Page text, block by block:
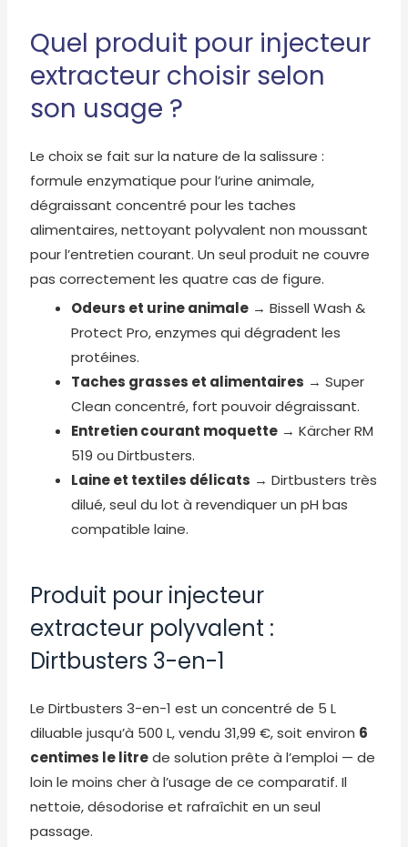
Quel produit pour injecteur
extracteur choisir selon
son usage ?
Le choix se fait sur la nature de la salissure :
formule enzymatique pour l’urine animale,
dégraissant concentré pour les taches
alimentaires, nettoyant polyvalent non moussant
pour l’entretien courant. Un seul produit ne couvre
pas correctement les quatre cas de figure.
Odeurs et urine animale → Bissell Wash &
Protect Pro, enzymes qui dégradent les
protéines.
Taches grasses et alimentaires → Super
Clean concentré, fort pouvoir dégraissant.
Entretien courant moquette → Kärcher RM
519 ou Dirtbusters.
Laine et textiles délicats → Dirtbusters très
dilué, seul du lot à revendiquer un pH bas
compatible laine.
Produit pour injecteur
extracteur polyvalent :
Dirtbusters 3-en-1
Le Dirtbusters 3-en-1 est un concentré de 5 L
diluable jusqu’à 500 L, vendu 31,99 €, soit environ 6
centimes le litrede solution prête à l’emploi — de
loin le moins cher à l’usage de ce comparatif. Il
nettoie, désodorise et rafraîchit en un seul
passage.